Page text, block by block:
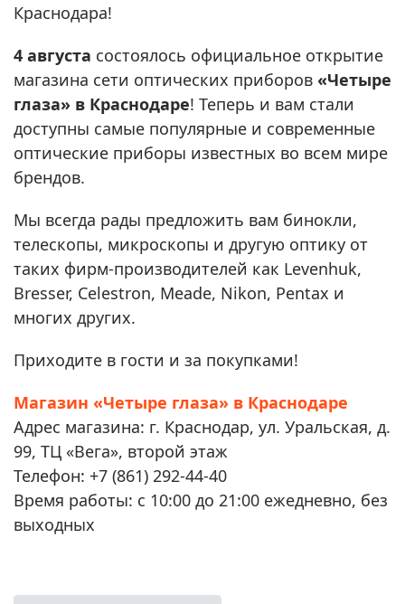
Краснодара!
4 августа состоялось официальное открытие
магазина сети оптических приборов «Четыре
глаза» в Краснодаре! Теперь и вам стали
доступны самые популярные и современные
оптические приборы известных во всем мире
брендов.
Мы всегда рады предложить вам бинокли,
телескопы, микроскопы и другую оптику от
таких фирм-производителей как Levenhuk,
Bresser, Celestron, Meade, Nikon, Pentax и
многих других.
Приходите в гости и за покупками!
Магазин «Четыре глаза» в Краснодаре
Адрес магазина: г. Краснодар, ул. Уральская, д.
99, ТЦ «Вега», второй этаж
Телефон: +7 (861) 292-44-40
Время работы: с 10:00 до 21:00 ежедневно, без
выходных